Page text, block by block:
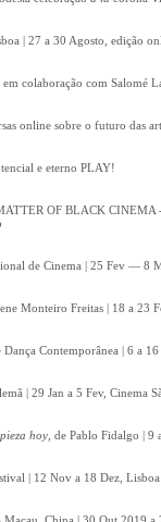
| 27 a 30 Agosto, edição
colaboração com Salomé
online sobre o futuro das
e eterno PLAY!
OF BLACK
de Cinema | 25 Fev — 8
Monteiro Freitas | 18 a
Contemporânea | 6 a
| 29 Jan a 5 Fev, Cinema
hoy , de Pablo Fidalgo |
| 12 Nov a 18 Dez, Lisboa